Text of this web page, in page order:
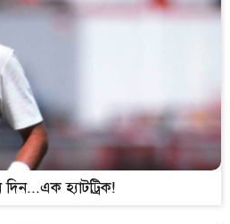
হ্যাটট্রিক!